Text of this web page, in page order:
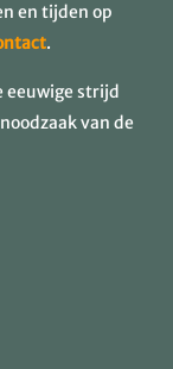
en tijden op
.
eeuwige strijd
van de